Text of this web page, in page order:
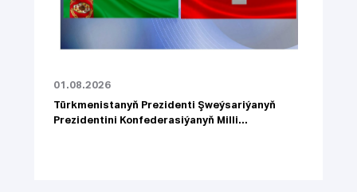
01.08.2026
Türkmenistanyň Prezidenti Şweýsariýanyň
Prezidentini Konfederasiýanyň Milli...